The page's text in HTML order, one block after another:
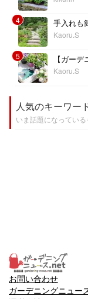
4 手入れも
Kaoru.S
5 【ガー
Kaoru.S
人気のキーワー
いま話題になっている
お問い合わせ
ガーデニングニュー